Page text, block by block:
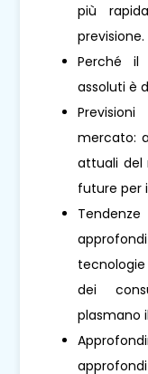
più
previsione.
Perché il
assoluti è
mercato:
attuali del
future per
dei
plasmano